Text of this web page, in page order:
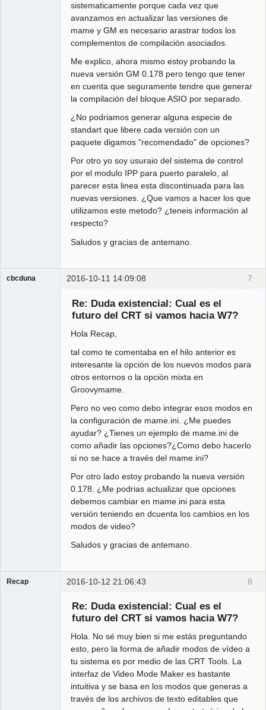
sistematicamente porque cada vez que
avanzamos en actualizar las versiones de
mame y GM es necesario arastrar todos los
complementos de compilación asociados.
Me explico, ahora mismo estoy probando la
nueva versión GM 0.178 pero tengo que tener
en cuenta que seguramente tendre que generar
la compilación del bloque ASIO por separado.
¿No podriamos generar alguna especie de
standart que libere cada versión con un
paquete digamos "recomendado" de opciones?
Por otro yo soy usuraio del sistema de control
por el modulo IPP para puerto paralelo, al
parecer esta linea esta discontinuada para las
nuevas versiones. ¿Que vamos a hacer los que
utilizamos este metodo? ¿teneis información al
respecto?
Saludos y gracias de antemano.
7
cbcduna 2016-10-11 14:09:08
Re: Duda existencial: Cual es el
futuro del CRT si vamos hacia W7?
Hola Recap,
tal como te comentaba en el hilo anterior es
interesante la opción de los nuevos modos para
otros entornos o la opción mixta en
Groovymame.
Pero no veo como debo integrar esos modos en
la configuración de mame.ini. ¿Me puedes
ayudar? ¿Tienes un ejemplo de mame.ini de
como añadir las opciones?¿Como debo hacerlo
si no se hace a través del mame.ini?
Por otro lado estoy probando la nueva versión
0.178. ¿Me podrias actualizar que opciones
debemos cambiar en mame.ini para esta
versión teniendo en dcuenta los cambios en los
modos de video?
Saludos y gracias de antemano.
8
Recap 2016-10-12 21:06:43
Re: Duda existencial: Cual es el
futuro del CRT si vamos hacia W7?
Hola. No sé muy bien si me estás preguntando
esto, pero la forma de añadir modos de vídeo a
tu sistema es por medio de las CRT Tools. La
interfaz de Video Mode Maker es bastante
intuitiva y se basa en los modos que generas a
través de los archivos de texto editables que